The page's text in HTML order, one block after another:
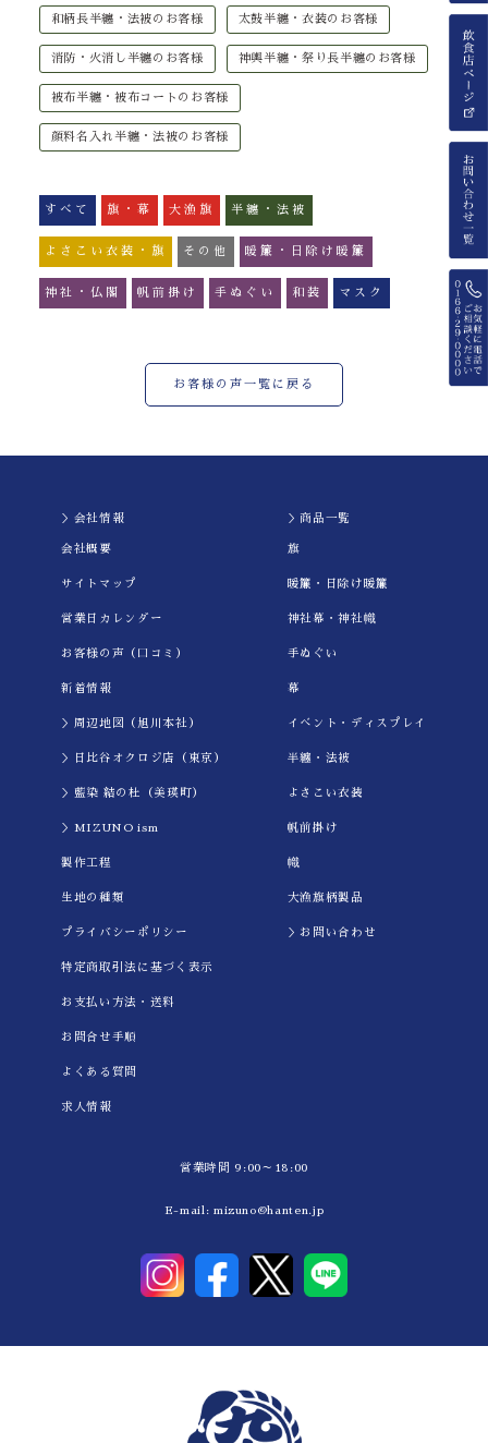
和柄長半纏・法被のお客様 太鼓半纏・衣装のお客様
消防・火消し半纏のお客様 神輿半纏・祭り長半纏のお客様
被布半纏・被布コートのお客様
顔料名入れ半纏・法被のお客様
すべて 旗・幕 大漁旗 半纏・法被
よさこい衣装・旗 その他 暖簾・日除け暖簾
神社・仏閣 帆前掛け 手ぬぐい 和装 マスク
お客様の声一覧に戻る
＞会社情報
会社概要
サイトマップ
営業日カレンダー
お客様の声（口コミ）
新着情報
＞周辺地図（旭川本社）
＞日比谷オクロジ店（東京）
＞藍染 結の杜（美瑛町）
＞MIZUNO ism
製作工程
生地の種類
プライバシーポリシー
特定商取引法に基づく表示
お支払い方法・送料
お問合せ手順
よくある質問
求人情報
＞商品一覧
旗
暖簾・日除け暖簾
神社幕・神社幟
手ぬぐい
幕
イべント・ディスプレイ
半纏・法被
よさこい衣装
帆前掛け
幟
大漁旗柄製品
＞お問い合わせ
営業時間 9:00～18:00
E-mail: mizuno@hanten.jp